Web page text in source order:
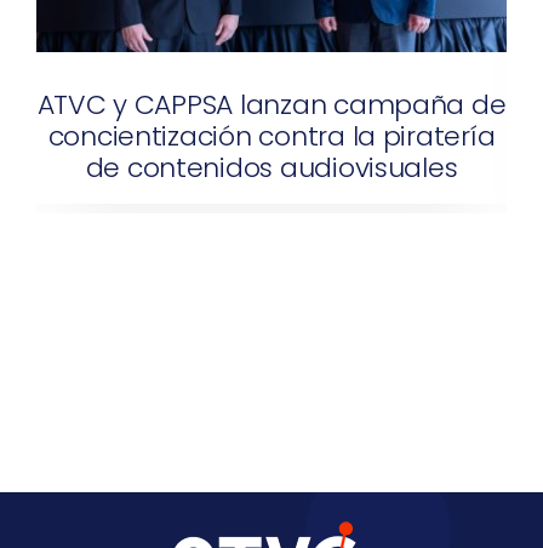
ATVC y CAPPSA lanzan campaña de
concientización contra la piratería
de contenidos audiovisuales